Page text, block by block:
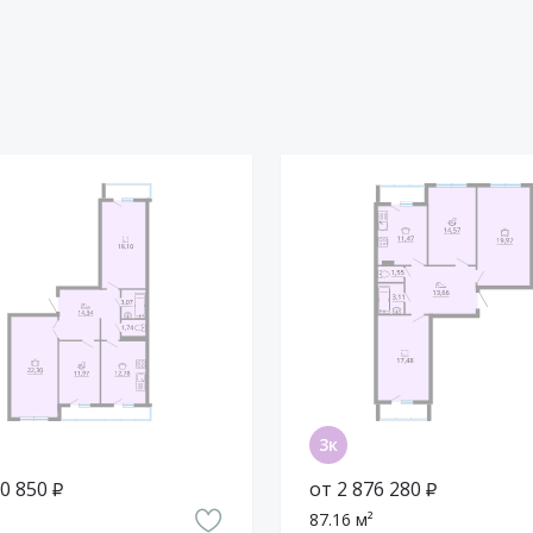
850 ₽ от 2 876 280 ₽
87.16 м²